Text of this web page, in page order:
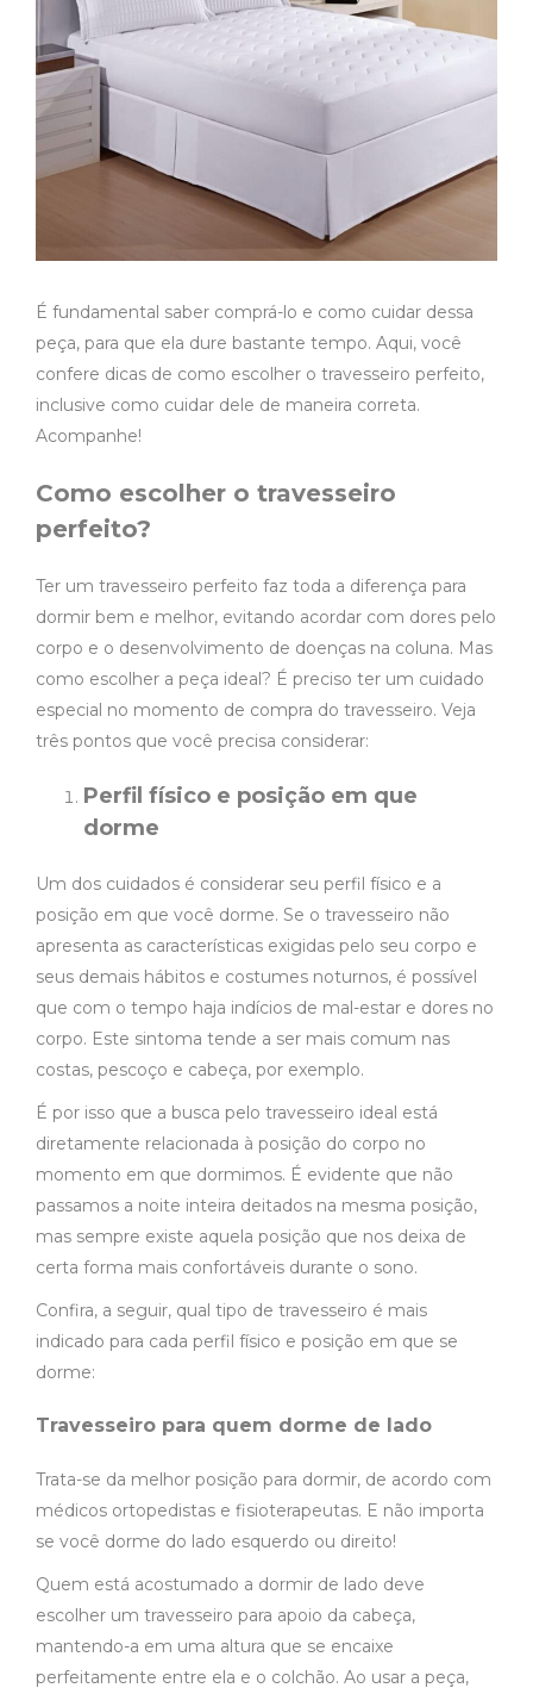
É fundamental saber comprá-lo e como cuidar dessa
peça, para que ela dure bastante tempo. Aqui, você
confere dicas de como escolher o travesseiro perfeito,
inclusive como cuidar dele de maneira correta.
Acompanhe!
Como escolher o travesseiro
perfeito?
Ter um travesseiro perfeito faz toda a diferença para
dormir bem e melhor, evitando acordar com dores pelo
corpo e o desenvolvimento de doenças na coluna. Mas
como escolher a peça ideal? É preciso ter um cuidado
especial no momento de compra do travesseiro. Veja
três pontos que você precisa considerar:
Perfil físico e posição em que
dorme
Um dos cuidados é considerar seu perfil físico e a
posição em que você dorme. Se o travesseiro não
apresenta as características exigidas pelo seu corpo e
seus demais hábitos e costumes noturnos, é possível
que com o tempo haja indícios de mal-estar e dores no
corpo. Este sintoma tende a ser mais comum nas
costas, pescoço e cabeça, por exemplo.
É por isso que a busca pelo travesseiro ideal está
diretamente relacionada à posição do corpo no
momento em que dormimos. É evidente que não
passamos a noite inteira deitados na mesma posição,
mas sempre existe aquela posição que nos deixa de
certa forma mais confortáveis durante o sono.
Confira, a seguir, qual tipo de travesseiro é mais
indicado para cada perfil físico e posição em que se
dorme:
Travesseiro para quem dorme de lado
Trata-se da melhor posição para dormir, de acordo com
médicos ortopedistas e fisioterapeutas. E não importa
se você dorme do lado esquerdo ou direito!
Quem está acostumado a dormir de lado deve
escolher um travesseiro para apoio da cabeça,
mantendo-a em uma altura que se encaixe
perfeitamente entre ela e o colchão. Ao usar a peça,